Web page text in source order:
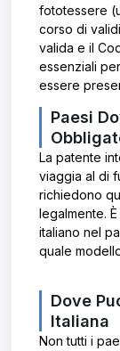
fototessere
corso di
valida e il
essenziali
essere
Paesi
La patente
viaggia al di
richiedono
legalmente.
italiano nel
quale
Dove
Italiana
Non tutti i